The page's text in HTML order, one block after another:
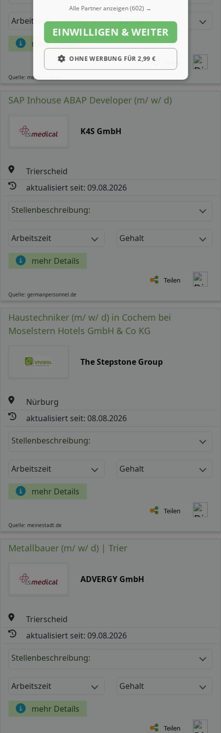
Arbeitszeit Gehalt
mehr Details
Quelle: meinestadt.de
SAP Inhouse ABAP Developer (m/ w/ d)
K4S GmbH
Trierscheid
aktualisiert seit: 09.08.2026
Stellenbeschreibung:
Arbeitszeit Gehalt
mehr Details
Teilen
Quelle: germanpersonnel.de
Haustechniker (m/ w/ d) in Cochem bei
Moselstern Hotels GmbH & Co KG
The Stepstone Group
Nürburg
aktualisiert seit: 08.08.2026
Stellenbeschreibung:
Arbeitszeit Gehalt
mehr Details
Teilen
Quelle: meinestadt.de
Metallbauer (m/ w/ d) | Trier
ADVERGY GmbH
Trierscheid
aktualisiert seit: 09.08.2026
Stellenbeschreibung:
Arbeitszeit Gehalt
mehr Details
Teilen
Alle Partner anzeigen(602) →
EINWILLIGEN & WEITER
OHNE WERBUNG FÜR 2,99 €